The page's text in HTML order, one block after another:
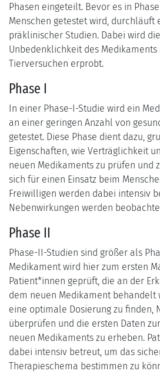
Phasen eingeteilt. Bevor es in
Menschen getestet wird, durchläuft
präklinischer Studien. Dabei wird
Unbedenklichkeit des Medikaments
Tierversuchen erprobt.
Phase I
In einer Phase-I-Studie wird ein
an einer geringen Anzahl von
getestet. Diese Phase dient dazu,
Eigenschaften, wie Verträglichkeit
neuen Medikaments zu prüfen und
sich für einen Einsatz beim
Freiwilligen werden dabei intensiv
Nebenwirkungen werden
Phase II
Phase-II-Studien sind größer als
Medikament wird hier zum ersten
Patient*innen geprüft, die an der
dem neuen Medikament behandelt
eine optimale Dosierung zu finden,
überprüfen und die ersten Daten
neuen Medikaments zu erheben.
dabei intensiv betreut, um das
Therapieschema bestimmen zu